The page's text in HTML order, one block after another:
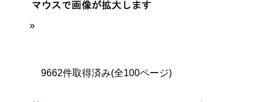
»
9662件取得済み(全100ページ)